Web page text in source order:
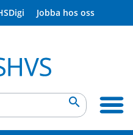
Jobba hos oss
